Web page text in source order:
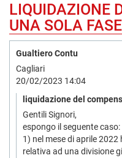
LIQUIDAZIONE
UNA SOLA FASE
Gualtiero Contu
Cagliari
20/02/2023 14:04
liquidazione del
Gentili Signori,
espongo il seguente caso:
1) nel mese di aprile
relativa ad una divisione